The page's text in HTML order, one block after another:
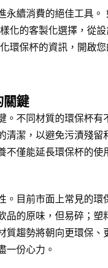
續消費的絕佳工具
化的客製化選擇，從
環保杯的資訊，開啟您
關鍵
。不同材質的環保杯
清潔，以避免污漬殘
僅能延長環保杯的使
。目前市面上常見的
品的原味，但易碎；
質趨勢將朝向更環保
一份心力。